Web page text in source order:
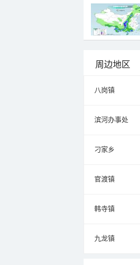
周边地区
八岗镇
滨河办事处
刁家乡
官渡镇
韩寺镇
九龙镇